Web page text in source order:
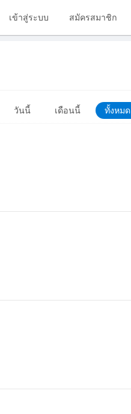
เข้าสู่ระบบ สมัครสมาชิก
ทั้งหมด
เดือนนี้
วันนี้